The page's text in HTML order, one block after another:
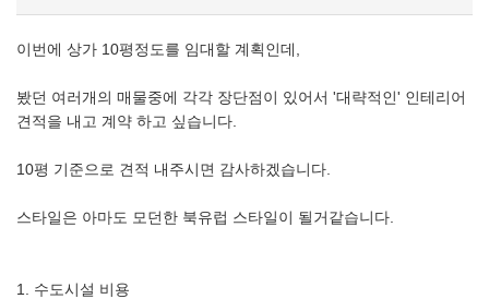
이번에 상가 10평정도를 임대할 계획인데,
봤던 여러개의 매물중에 각각 장단점이 있어서 '대략적인' 인테리어
견적을 내고 계약 하고 싶습니다.
10평 기준으로 견적 내주시면 감사하겠습니다.
스타일은 아마도 모던한 북유럽 스타일이 될거같습니다.
1. 수도시설 비용